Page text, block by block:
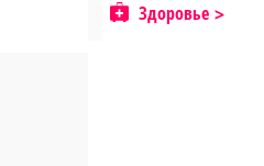
Здоровье